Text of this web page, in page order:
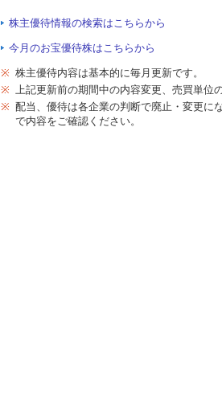
株主優待情報の検索はこちらから
今月のお宝優待株はこちらから
※ 株主優待内容は基本的に毎月更新です。
※ 上記更新前の期間中の内容変更、売買単位
※ 配当、優待は各企業の判断で廃止・変更に
で内容をご確認ください。